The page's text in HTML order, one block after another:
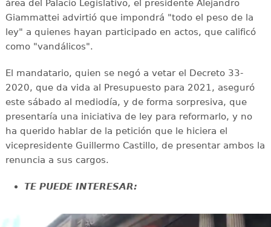
área del Palacio Legislativo, el presidente Alejandro
Giammattei advirtió que impondrá "todo el peso de la
ley" a quienes hayan participado en actos, que calificó
como "vandálicos".
El mandatario, quien se negó a vetar el Decreto 33-
2020, que da vida al Presupuesto para 2021, aseguró
este sábado al mediodía, y de forma sorpresiva, que
presentaría una iniciativa de ley para reformarlo, y no
ha querido hablar de la petición que le hiciera el
vicepresidente Guillermo Castillo, de presentar ambos la
renuncia a sus cargos.
TE PUEDE INTERESAR: